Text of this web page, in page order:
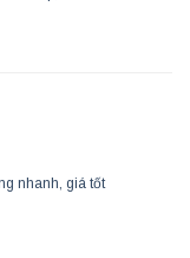
nhanh, giá tốt